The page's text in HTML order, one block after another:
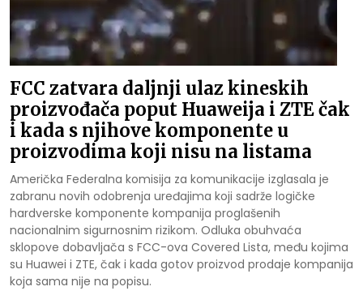
FCC zatvara daljnji ulaz kineskih
proizvođača poput Huaweija i ZTE čak
i kada s njihove komponente u
proizvodima koji nisu na listama
Američka Federalna komisija za komunikacije izglasala je
zabranu novih odobrenja uređajima koji sadrže logičke
hardverske komponente kompanija proglašenih
nacionalnim sigurnosnim rizikom. Odluka obuhvaća
sklopove dobavljača s FCC-ova Covered Lista, među kojima
su Huawei i ZTE, čak i kada gotov proizvod prodaje kompanija
koja sama nije na popisu.